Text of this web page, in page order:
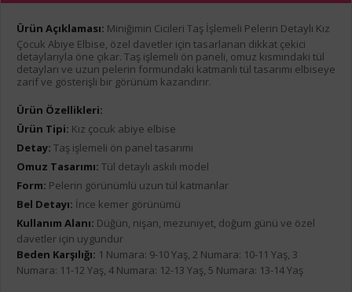
Ürün Açıklaması: Miniğimin Cicileri Taş İşlemeli Pelerin Detaylı Kız
Çocuk Abiye Elbise, özel davetler için tasarlanan dikkat çekici
detaylarıyla öne çıkar. Taş işlemeli ön paneli, omuz kısmındaki tül
detayları ve uzun pelerin formundaki katmanlı tül tasarımı elbiseye
zarif ve gösterişli bir görünüm kazandırır.
Ürün Özellikleri:
Ürün Tipi: Kız çocuk abiye elbise
Detay: Taş işlemeli ön panel tasarımı
Omuz Tasarımı: Tül detaylı askılı model
Form: Pelerin görünümlü uzun tül katmanlar
Bel Detayı: İnce kemer görünümü
Kullanım Alanı: Düğün, nişan, mezuniyet, doğum günü ve özel
davetler için uygundur
Beden Karşılığı: 1 Numara: 9-10 Yaş, 2 Numara: 10-11 Yaş, 3
Numara: 11-12 Yaş, 4 Numara: 12-13 Yaş, 5 Numara: 13-14 Yaş